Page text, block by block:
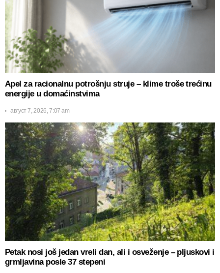
Apel za racionalnu potrošnju struje – klime troše trećinu
energije u domaćinstvima
август 7, 2026, 7:07 am
Petak nosi još jedan vreli dan, ali i osveženje – pljuskovi i
grmljavina posle 37 stepeni